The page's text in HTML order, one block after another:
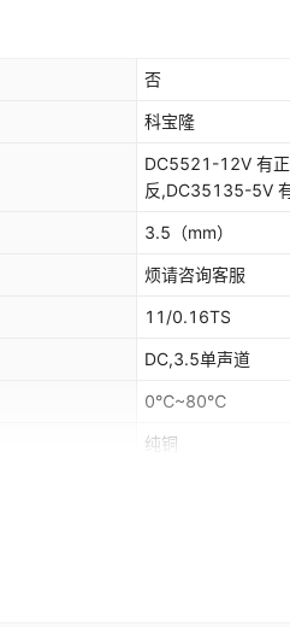
否
科宝隆
DC5521-12V 有
反,DC35135-5V
3.5 （mm）
烦请咨询客服
11/0.16TS
DC,3.5单声道
0℃~80℃
纯铜